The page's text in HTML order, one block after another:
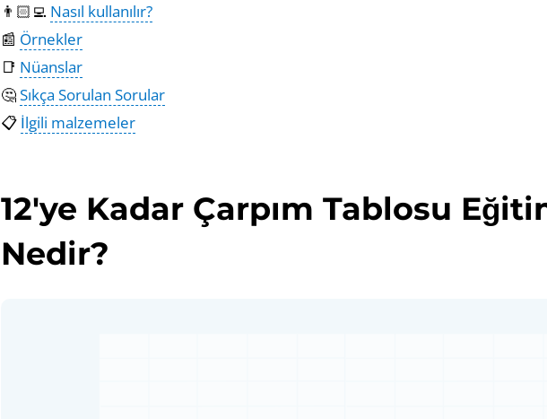
👨🏻‍💻 Nasıl kullanılır?
📰 Örnekler
📑 Nüanslar
🤔Sıkça Sorulan Sorular
📋 İlgili malzemeler
12'ye Kadar Çarpım Tablosu
Nedir?